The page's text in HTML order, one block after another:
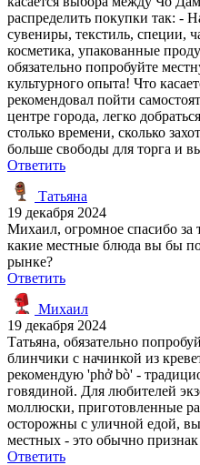
распределить покупки так: -
сувениры, текстиль, специи,
косметика, упакованные
обязательно попробуйте
культурного опыта! Что
рекомендовал пойти
центре города, легко
столько времени, сколько
больше свободы для торга и
Ответить
Татьяна
19 декабря 2024
Михаил, огромное спасибо за
какие местные блюда вы бы
рынке?
Ответить
Михаил
19 декабря 2024
Татьяна, обязательно
блинчики с начинкой из
рекомендую 'phở bò' -
говядиной. Для любителей
моллюски, приготовленные
осторожны с уличной едой,
местных - это обычно признак
Ответить